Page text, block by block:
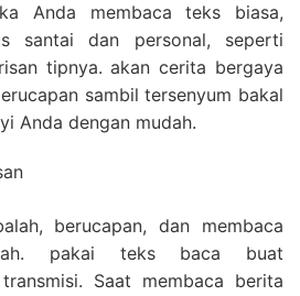
Anda membaca teks biasa,
santai dan personal, seperti
tipnya. akan cerita bergaya
sambil tersenyum bakal
Anda dengan mudah.
berucapan, dan membaca
pakai teks baca buat
Saat membaca berita